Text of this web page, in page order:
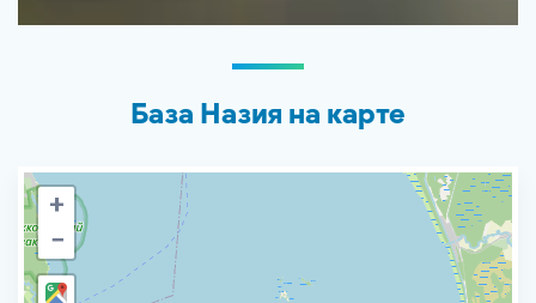
База Назия на карте
+
−